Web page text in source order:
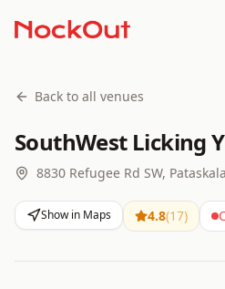
Back to all venues
SouthWest Licking
8830 Refugee Rd SW, Pataskala
Show in Maps 4.8(17)